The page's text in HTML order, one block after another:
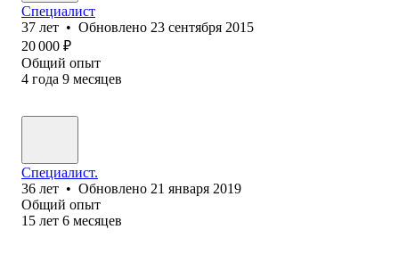
Специалист
37 лет • Обновлено 23 сентября 2015
20 000 ₽
Общий опыт
4 года 9 месяцев
Специалист.
36 лет • Обновлено 21 января 2019
Общий опыт
15 лет 6 месяцев